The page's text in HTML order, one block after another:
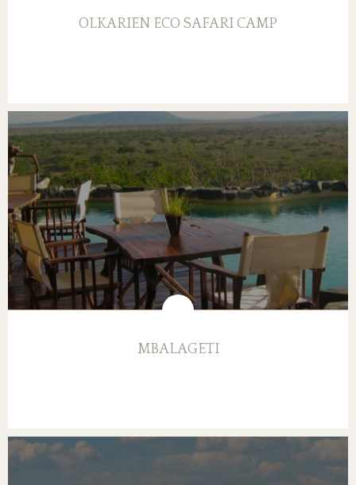
OLKARIEN ECO SAFARI CAMP
MBALAGETI